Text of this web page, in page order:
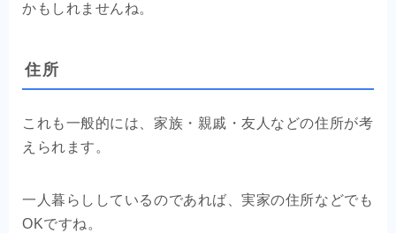
かもしれませんね。
住所
これも一般的には、家族・親戚・友人などの住所が考
えられます。
一人暮らししているのであれば、実家の住所などでも
OKですね。